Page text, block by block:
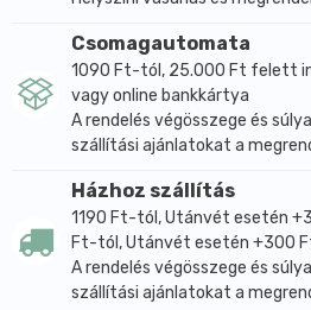
Zsír (g) 52,2 94,0
- amelyből telített zsírsavak (g)
Szénhidrát (g) 6,8 12,2
- amelyből cukrok (g) 4,8 8,6
27,6
Só (g) 0,0 0,0
Csomagautomata
1090 Ft-tól, 25.000 Ft felett
vagy online bankkártya
A rendelés végösszege és
szállítási ajánlatokat a
Házhoz szállítás
1190 Ft-tól, Utánvét esetén
Ft-tól, Utánvét esetén +300
A rendelés végösszege és
szállítási ajánlatokat a